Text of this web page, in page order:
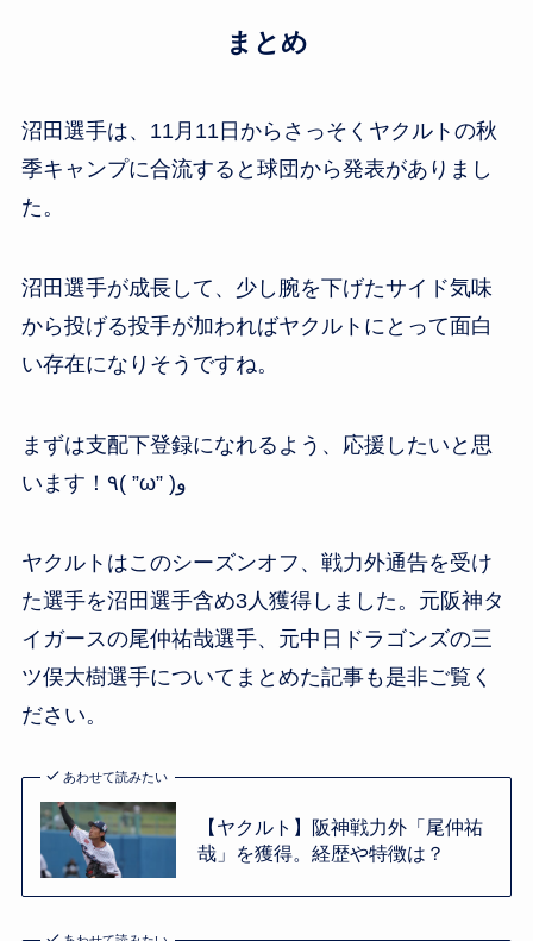
まとめ
沼田選手は、11月11日からさっそくヤクルトの秋
季キャンプに合流すると球団から発表がありまし
た。
沼田選手が成長して、少し腕を下げたサイド気味
から投げる投手が加わればヤクルトにとって面白
い存在になりそうですね。
まずは支配下登録になれるよう、応援したいと思
います！٩( ”ω” )و
ヤクルトはこのシーズンオフ、戦力外通告を受け
た選手を沼田選手含め3人獲得しました。元阪神タ
イガースの尾仲祐哉選手、元中日ドラゴンズの三
ツ俣大樹選手についてまとめた記事も是非ご覧く
ださい。
あわせて読みたい
【ヤクルト】阪神戦力外「尾仲祐
哉」を獲得。経歴や特徴は？